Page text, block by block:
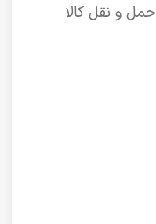
حمل و نقل کالا